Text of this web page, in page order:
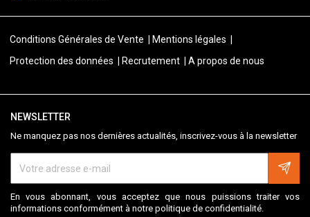
Conditions Générales de Vente
Mentions légales
Protection des données
Recrutement A propos de nous
NEWSLETTER
Ne manquez pas nos dernières actualités, inscrivez-vous à la newsletter
En vous abonnant, vous acceptez que nous puissions traiter vos
informations conformément à notre politique de confidentialité.